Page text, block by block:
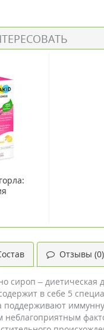
Отзывы (0)
сироп – диетическая
в себе 5
поддерживают